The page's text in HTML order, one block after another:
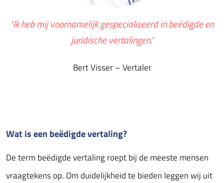
"Ik heb mij voornamelijk gespecialiseerd in beëdigde en
juridische vertalingen."
Bert Visser – Vertaler
Wat is een beëdigde vertaling?
De term beëdigde vertaling roept bij de meeste mensen
vraagtekens op. Om duidelijkheid te bieden leggen wij uit